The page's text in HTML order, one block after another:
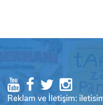
Reklam ve İletişim: